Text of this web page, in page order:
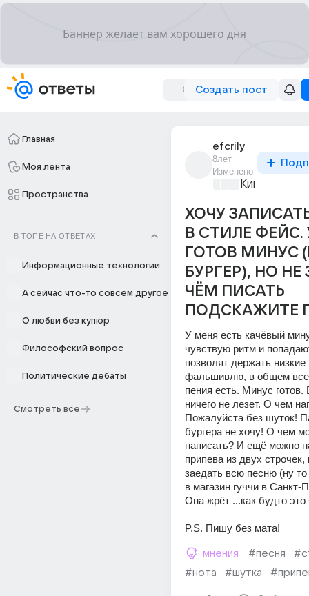
Создать пост
Главная
Моя лента
Пространства
В ТОПЕ НА ОТВЕТАХ
Информационные технологии
А сейчас что-то совсем другое
О любви без купюр
Философский вопрос
Политические дебаты
Смотреть все
efcrily
8лет
Изменено
Киномания
ХОЧУ
В СТИЛЕ ФЕЙС.
ГОТОВ МИНУС
БУРГЕР), НО
ЧЁМ ПИСАТЬ
ПОДСКАЖИТЕ
У меня есть качёвый
чувствую ритм и
позволят держать
фальшивлю, в общем
пения есть. Минус готов.
ничего не лезет. О чем
Пожалуйста без шуток!
бургера не хочу! О чем
написать? И ещё можно
припева из двух
заедать всю песню (ну
в магазин гуччи в Санкт-
Она жрёт ...как будто это
P.S. Пишу без мата!
мнения #песня
#нота
#шутка